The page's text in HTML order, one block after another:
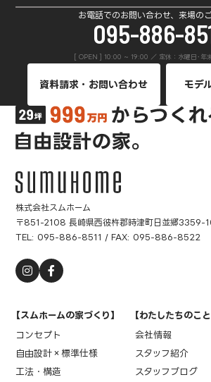
お電話でのお問い合わせ、来場の
095-886-
[ OPEN ] 10:00 ~ 19:00 ／ 定休：水曜日･年
資料請求・お問い合わせ モデ
株式会社スムホーム
〒851-2108 長崎県西彼杵郡時津町日並郷3359-
TEL: 095-886-8511 / FAX: 095-886-8522
【スムホームの家づくり】
コンセプト
自由設計×標準仕様
工法・構造
【わたしたちのこと
会社情報
スタッフ紹介
スタッフブログ